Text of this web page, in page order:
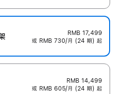
RMB 17,499
或 RMB 730/月 (24 期) 起
RMB 14,499
或 RMB 605/月 (24 期) 起